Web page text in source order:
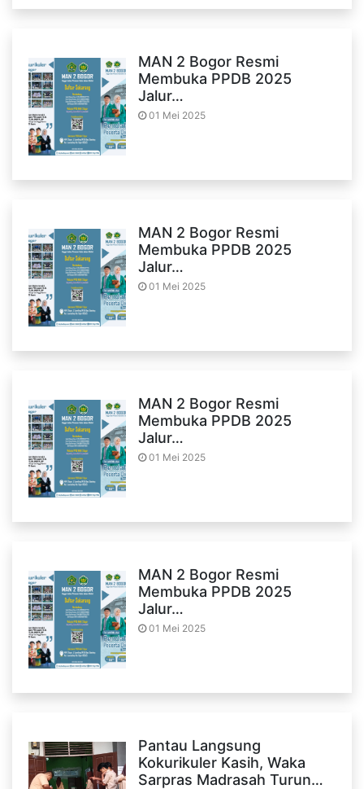
MAN 2 Bogor Resmi
Membuka PPDB 2025
Jalur…
01 Mei 2025
MAN 2 Bogor Resmi
Membuka PPDB 2025
Jalur…
01 Mei 2025
MAN 2 Bogor Resmi
Membuka PPDB 2025
Jalur…
01 Mei 2025
MAN 2 Bogor Resmi
Membuka PPDB 2025
Jalur…
01 Mei 2025
Pantau Langsung
Kokurikuler Kasih, Waka
Sarpras Madrasah Turun…